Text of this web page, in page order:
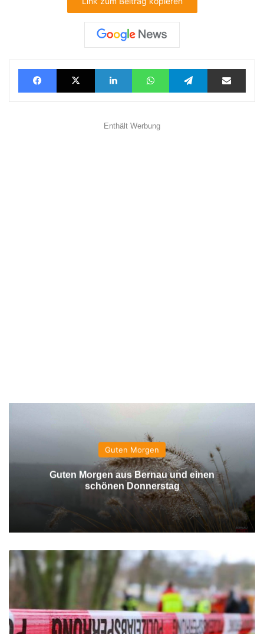
FacebookX LinkedInWhatsAppTelegramTeilen via E-Mail
Enthält Werbung
Guten Morgen
Guten Morgen aus Bernau und einen
schönen Donnerstag